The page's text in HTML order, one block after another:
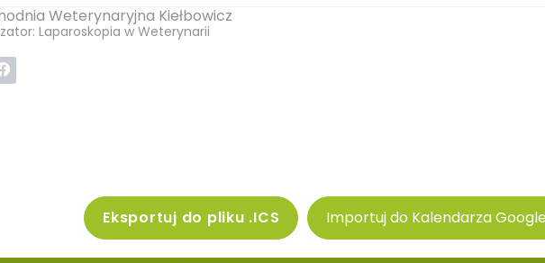
Weterynaryjna Kiełbowicz
Laparoskopia w Weterynarii
Eksportuj do pliku .ICS Importuj do Kalendarza